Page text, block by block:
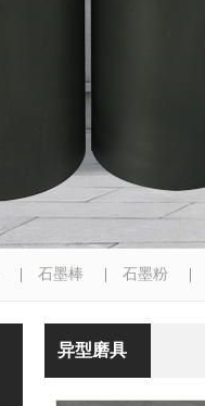
石墨棒 石墨粉
异型磨具